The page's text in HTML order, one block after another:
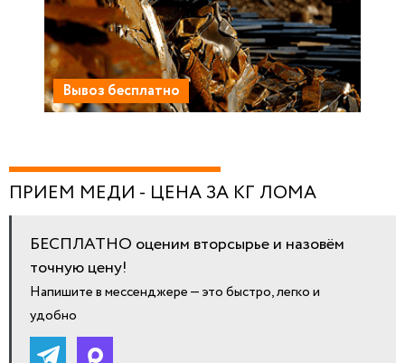
Вывоз бесплатно
ПРИЕМ МЕДИ - ЦЕНА ЗА КГ ЛОМА
БЕСПЛАТНО оценим вторсырье и назовём
точную цену!
Напишите в мессенджере — это быстро, легко и
удобно